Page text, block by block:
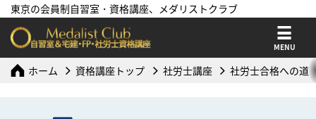
東京の会員制自習室・資格講座、メダリストクラブ
MENU
ホーム 資格講座トップ 社労士講座 社労士合格への道